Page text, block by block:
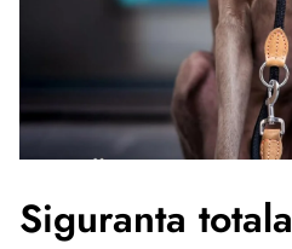
Siguranta totala